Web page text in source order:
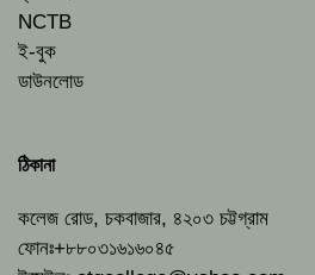
NCTB
ই-বুক
ডাউনলোড
ঠিকানা
কলেজ রোড, চকবাজার, ৪২০৩ চট্টগ্রাম
ফোনঃ+৮৮০৩১৬১৬০৪৫